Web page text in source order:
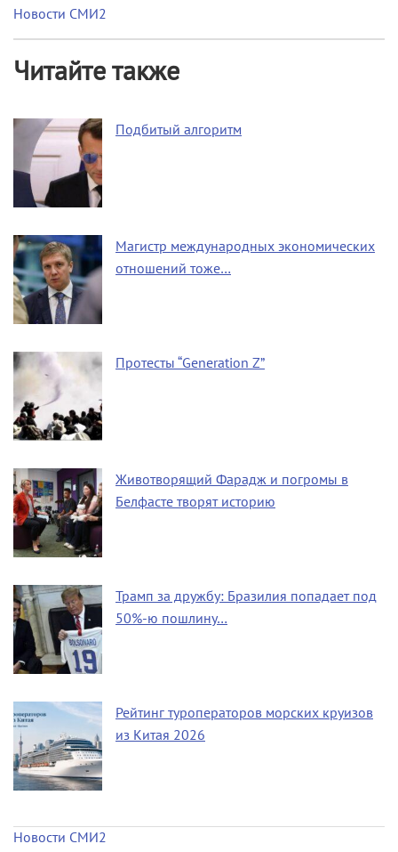
Новости СМИ2
Читайте также
Подбитый алгоритм
Магистр международных экономических
отношений тоже…
Протесты “Generation Z”
Животворящий Фарадж и погромы в
Белфасте творят историю
Трамп за дружбу: Бразилия попадает под
50%-ю пошлину…
Рейтинг туроператоров морских круизов
из Китая 2026
Новости СМИ2